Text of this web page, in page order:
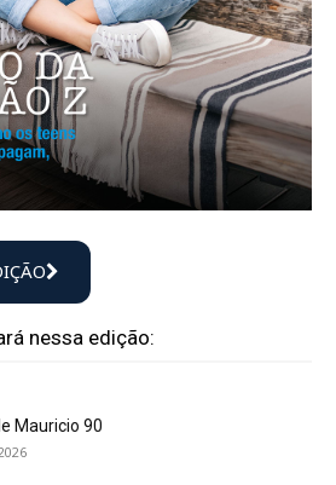
nessa edição:
Mauricio 90